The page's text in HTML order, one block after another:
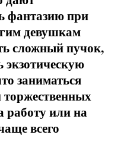
фантазию при
девушкам
сложный пучок,
экзотическую
заниматься
работу или на
всего